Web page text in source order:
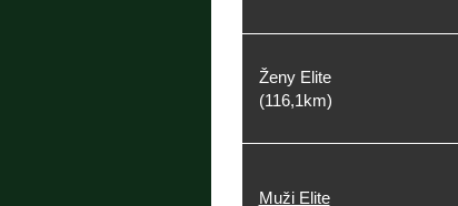
Ženy Elite
(116,1km)
Muži Elite